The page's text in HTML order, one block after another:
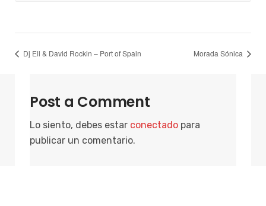
Dj Eli & David Rockin – Port of Spain Morada Sónica
Post a Comment
Lo siento, debes estar conectado para
publicar un comentario.